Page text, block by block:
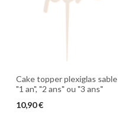
Cake topper plexiglas sable
"1 an", "2 ans" ou "3 ans"
10,90 €